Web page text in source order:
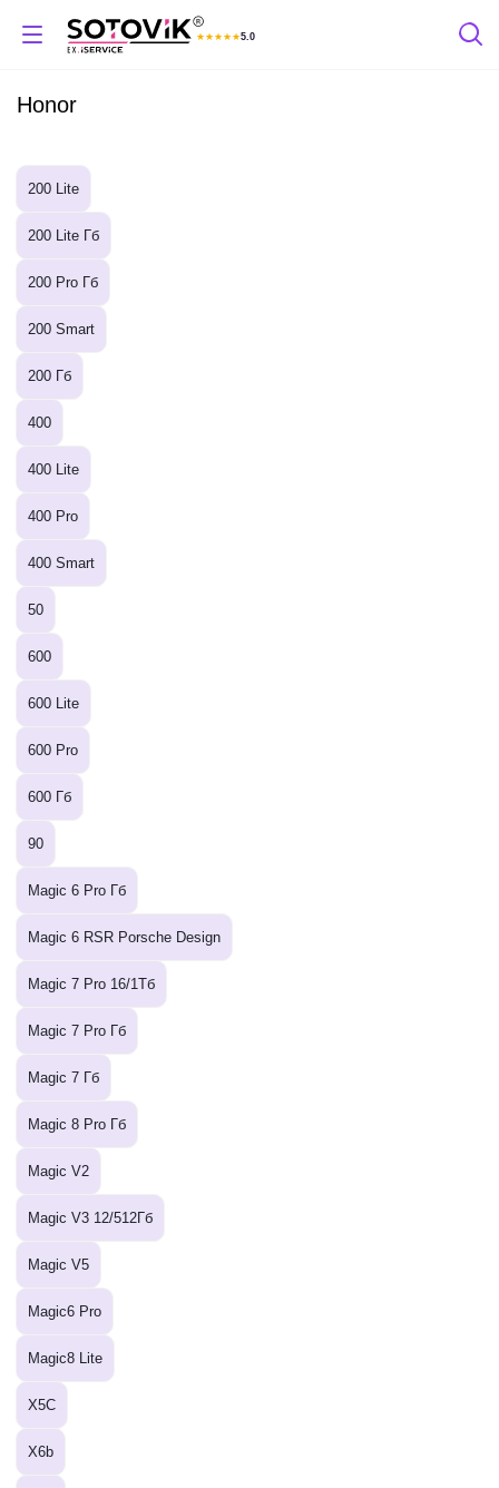
★ ★ ★ ★ ★5.0
Отзывы Яндекс
Honor
200 Lite
200 Lite Гб
200 Pro Гб
200 Smart
200 Гб
400
400 Lite
400 Pro
400 Smart
50
600
600 Lite
600 Pro
600 Гб
90
Magic 6 Pro Гб
Magic 6 RSR Porsche Design
Magic 7 Pro 16/1Тб
Magic 7 Pro Гб
Magic 7 Гб
Magic 8 Pro Гб
Magic V2
Magic V3 12/512Гб
Magic V5
Magic6 Pro
Magic8 Lite
X5C
X6b